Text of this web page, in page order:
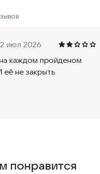
уровень представляет
головоломки.
отвинчивания болтов
множества
мышления до
и перемести его на
июл 2026
каждом пройденом
её не закрыть
понравится